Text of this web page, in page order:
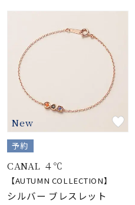
New
予約
CANAL ４℃
【AUTUMN COLLECTION】
シルバー ブレスレット